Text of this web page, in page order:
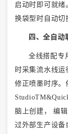
启动时即可就绪
换袋型时自动切
四、全自动
全线搭配专
时采集流水线
修正喷墨时序。
脑上创建， 编
过外部生产设备